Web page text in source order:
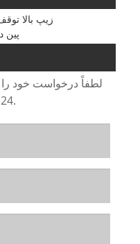
زیپ بالا
پین
لطفاً درخواست خود
24 ساعت به شما پاسخ خواهیم داد.